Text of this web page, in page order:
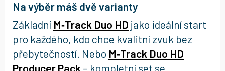
Na výběr máš dvě varianty
Základní M‑Track Duo HD jako ideální start
pro každého, kdo chce kvalitní zvuk bez
přebytečností. Nebo M‑Track Duo HD
Producer Pack – kompletní set se